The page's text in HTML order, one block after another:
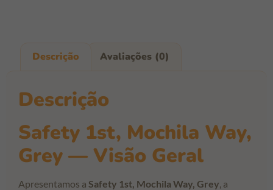
Descrição Avaliações (0)
Descrição
Safety 1st, Mochila Way,
Grey — Visão Geral
Apresentamos a Safety 1st, Mochila Way, Grey, a